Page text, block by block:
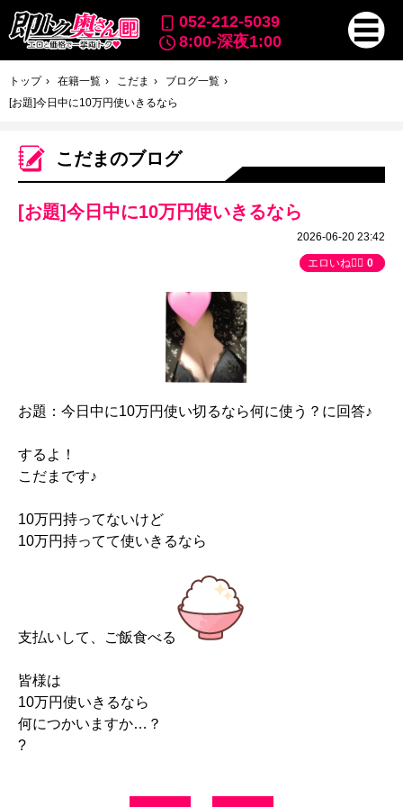
052-212-5039
8:00-深夜1:00
トップ 在籍一覧 こだま
ブログ一覧
[お題]今日中に10万円使いきるなら
こだまのブログ
[お題]今日中に10万円使いきるなら
2026-06-20 23:42
エロいね👍🏻 0
お題：今日中に10万円使い切るなら何に使う？に回答♪
するよ！
こだまです♪
10万円持ってないけど
10万円持ってて使いきるなら
支払いして、ご飯食べる
皆様は
10万円使いきるなら
何につかいますか…？
?